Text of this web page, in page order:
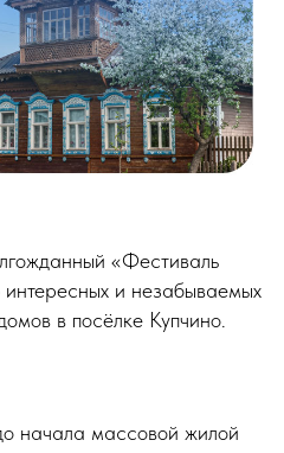
«Фестиваль
и незабываемых
в посёлке Купчино.
начала массовой жилой